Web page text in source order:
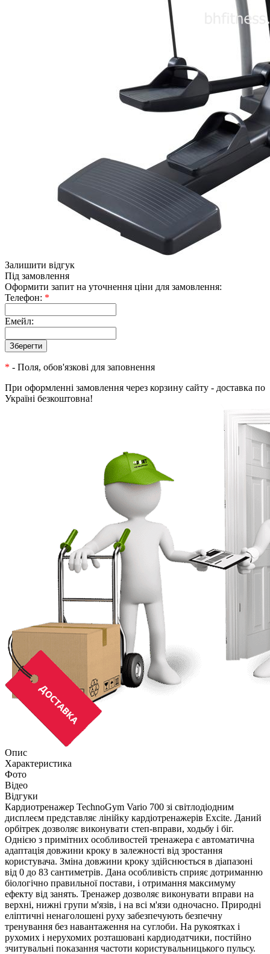
Залишити відгук
Під замовлення
Оформити запит на уточнення ціни для замовлення:
Телефон: *
Емейл:
* - Поля, обов'язкові для заповнення
При оформленні замовлення через корзину сайту - доставка по
Україні безкоштовна!
Опис
Характеристика
Фото
Відео
Відгуки
Кардиотренажер TechnoGym Vario 700 зі світлодіодним
дисплеєм представляє лінійку кардіотренажерів Excite. Даний
орбітрек дозволяє виконувати степ-вправи, ходьбу і біг.
Однією з примітних особливостей тренажера є автоматична
адаптація довжини кроку в залежності від зростання
користувача. Зміна довжини кроку здійснюється в діапазоні
від 0 до 83 сантиметрів. Дана особливість сприяє дотриманню
біологічно правильної постави, і отримання максимуму
ефекту від занять. Тренажер дозволяє виконувати вправи на
верхні, нижні групи м'язів, і на всі м'язи одночасно. Природні
еліптичні ненаголошені руху забезпечують безпечну
тренування без навантаження на суглоби. На рукоятках і
рухомих і нерухомих розташовані кардиодатчики, постійно
зчитувальні показання частоти користувальницького пульсу.